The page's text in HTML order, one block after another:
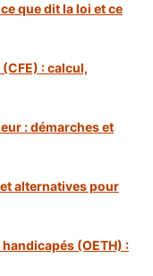
que dit la loi et ce
: calcul,
: démarches et
alternatives pour
(OETH) :